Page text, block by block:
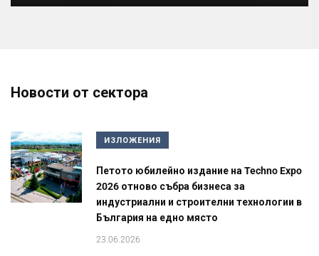
Новости от сектора
ИЗЛОЖЕНИЯ
Петото юбилейно издание на Techno Expo
2026 отново събра бизнеса за
индустриални и строителни технологии в
България на едно място
23.06.2026